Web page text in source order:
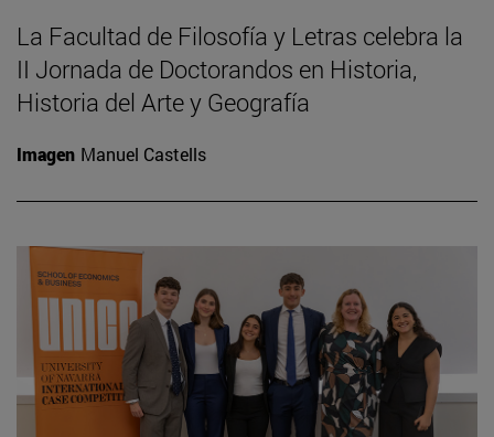
La Facultad de Filosofía y Letras celebra la
II Jornada de Doctorandos en Historia,
Historia del Arte y Geografía
Imagen Manuel Castells